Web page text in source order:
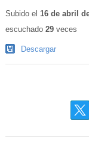
Subido el 16 de abril
escuchado 29veces
Descargar